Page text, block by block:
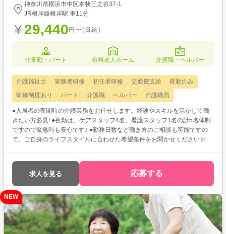
神奈川県横浜市中区本牧三之谷37-1
JR根岸線根岸駅 車11分
29,440 円〜(日給)
非常勤・パート 有料老人ホーム 介護職・ヘルパー
介護福祉士 実務者研修 初任者研修 交通費支給
夜勤のみ
研修制度あり
パート 介護職 ヘルパー 介護職員
●入居者の夜間時の介護業務をお任せします。経験やスキルを活かして働
きたい方必見! ●夜勤は、ケアスタッフ4名、看護スタッフ1名の計5名体制
ですので緊急時も安心です♪ ●勤務日数など働き方のご相談も可能ですの
で、ご自身のライフスタイルに合わせた希望条件をお聞かせください☆
求人を見る 応募する
NEW